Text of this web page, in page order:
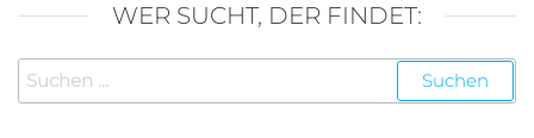
WER SUCHT, DER FINDET:
Suchen
nach: